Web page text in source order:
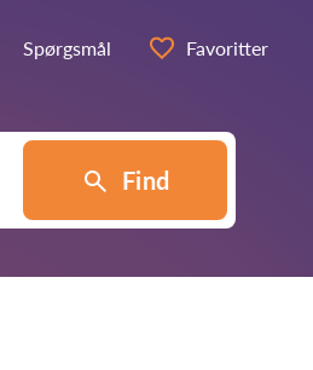
Spørgsmål Favoritter
Find